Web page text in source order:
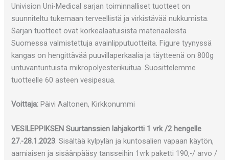
Univision Uni-Medical sarjan toiminnalliset tuotteet on
suunniteltu tukemaan terveellistä ja virkistävää nukkumista.
Sarjan tuotteet ovat korkealaatuisista materiaaleista
Suomessa valmistettuja avainlipputuotteita. Figure tyynyssä
kangas on hengittävää puuvillaperkaalia ja täytteenä on 800g
untuvantuntuista mikropolyesterikuitua. Suosittelemme
tuotteelle 60 asteen vesipesua.
Voittaja: Päivi Aaltonen, Kirkkonummi
VESILEPPIKSEN Suurtanssien lahjakortti 1 vrk /2 hengelle
27.-28.1.2023. Sisältää kylpylän ja kuntosalien vapaan käytön,
aamiaisen ja sisäänpääsy tansseihin 1vrk paketti 190,-/ arvo /